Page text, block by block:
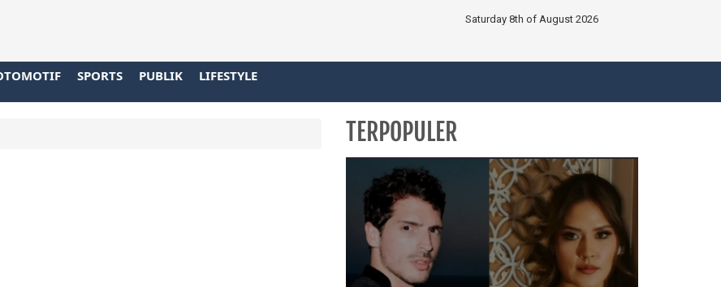
Saturday 8th of August 2026
SPORTS PUBLIK LIFESTYLE
TERPOPULER